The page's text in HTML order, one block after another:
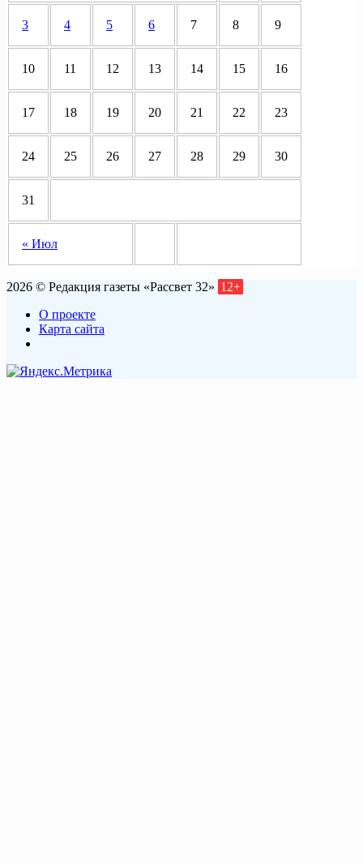
« Июл
3 4 5 6 7 8 9
10 11 12 13 14 15 16
17 18 19 20 21 22 23
24 25 26 27 28 29 30
31
2026 © Редакция газеты «Рассвет 32» 12+
О проекте
Карта сайта